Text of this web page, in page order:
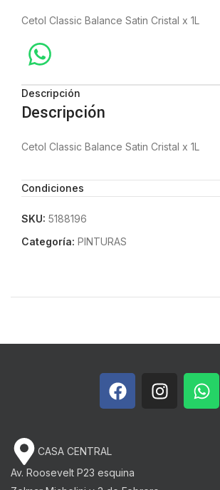
Cetol Classic Balance Satin Cristal x 1L
Descripción
Descripción
Cetol Classic Balance Satin Cristal x 1L
Condiciones
SKU: 5188196
Categoría: PINTURAS
CASA CENTRAL
Av. Roosevelt P23 esquina